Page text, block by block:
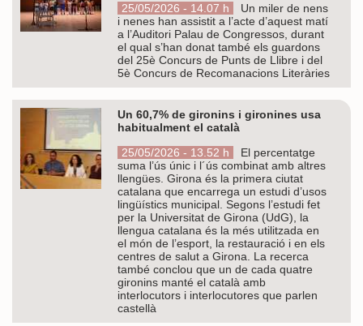
25/05/2026 - 14.07 h
Un miler de nens
i nenes han assistit a l’acte d’aquest matí
a l’Auditori Palau de Congressos, durant
el qual s’han donat també els guardons
del 25è Concurs de Punts de Llibre i del
5è Concurs de Recomanacions Literàries
Un 60,7% de gironins i gironines usa
habitualment el català
25/05/2026 - 13.52 h
El percentatge
suma l’ús únic i l´ús combinat amb altres
llengües. Girona és la primera ciutat
catalana que encarrega un estudi d’usos
lingüístics municipal. Segons l’estudi fet
per la Universitat de Girona (UdG), la
llengua catalana és la més utilitzada en
el món de l’esport, la restauració i en els
centres de salut a Girona. La recerca
també conclou que un de cada quatre
gironins manté el català amb
interlocutors i interlocutores que parlen
castellà